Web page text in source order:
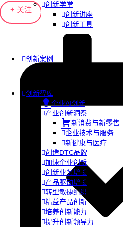
创新学堂
创新讲座
创新工具
创新案例
创新智库
企业AI创新
产业创新洞察
新消费与新零售
企业技术与服务
新健康与医疗
创造DTC品牌
加速企业创新
创新业务增长
产品驱动增长
转型敏捷组织
精益产品创新
培养创新能力
提升创新领导力
+ 关注